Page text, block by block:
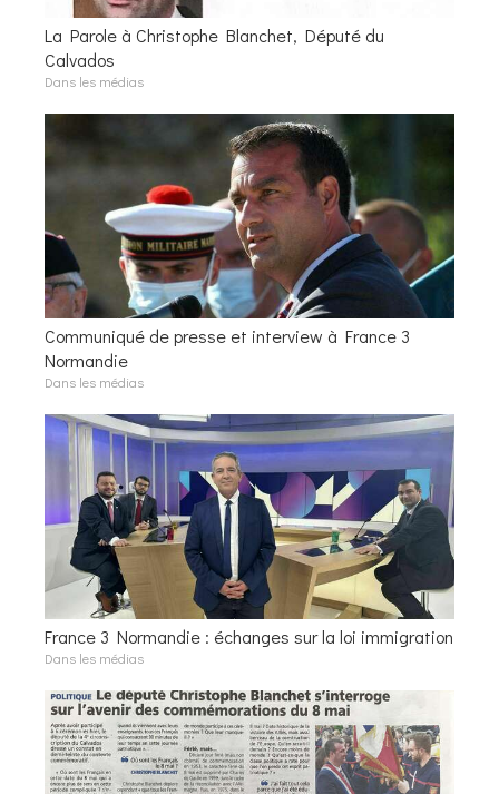
La Parole à Christophe Blanchet, Député du
Calvados
Dans les médias
Communiqué de presse et interview à France 3
Normandie
Dans les médias
France 3 Normandie : échanges sur la loi immigration
Dans les médias